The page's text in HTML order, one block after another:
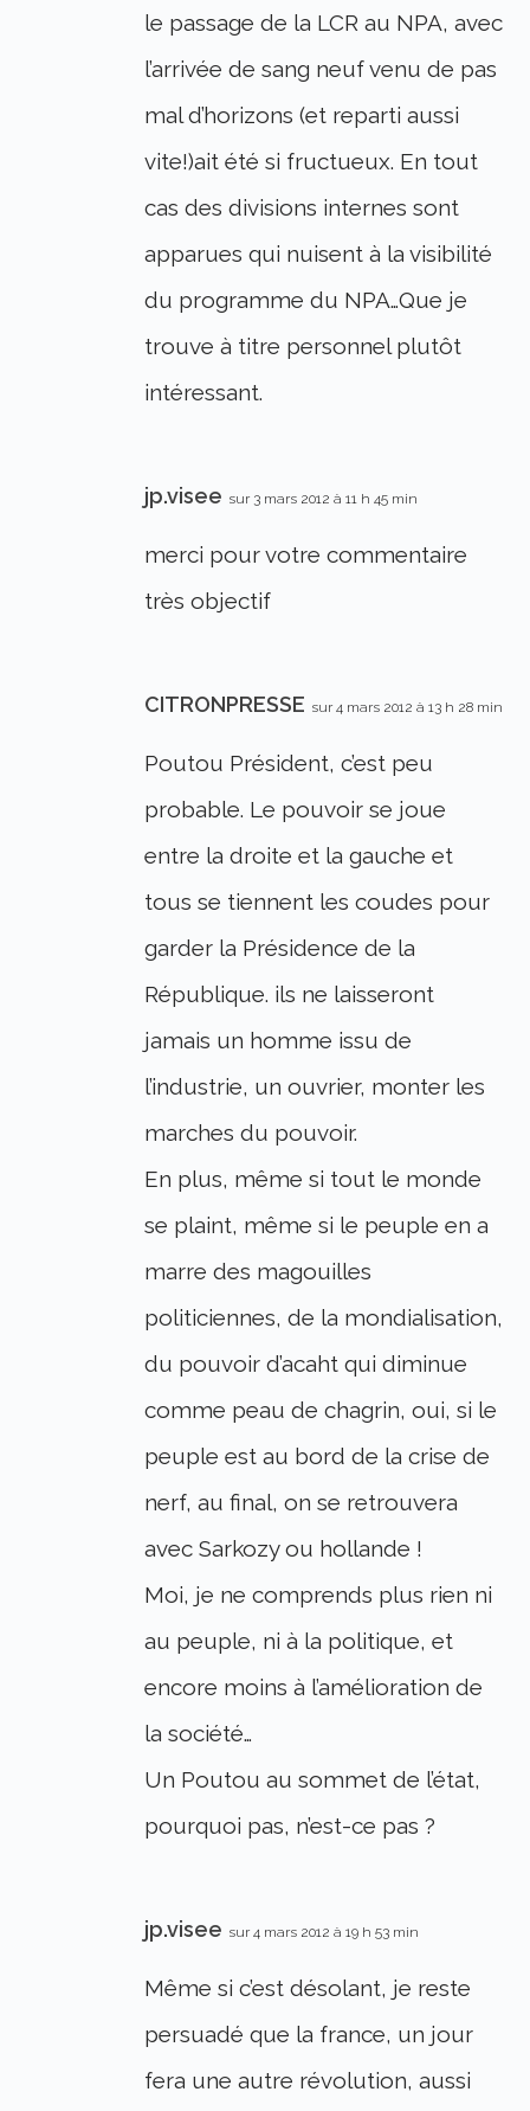
le passage de la LCR au NPA, avec
l’arrivée de sang neuf venu de pas
mal d’horizons (et reparti aussi
vite!)ait été si fructueux. En tout
cas des divisions internes sont
apparues qui nuisent à la visibilité
du programme du NPA…Que je
trouve à titre personnel plutôt
intéressant.
jp.visee sur 3 mars 2012 à 11 h 45 min
merci pour votre commentaire
très objectif
CITRONPRESSE sur 4 mars 2012 à 13 h 28 min
Poutou Président, c’est peu
probable. Le pouvoir se joue
entre la droite et la gauche et
tous se tiennent les coudes pour
garder la Présidence de la
République. ils ne laisseront
jamais un homme issu de
l’industrie, un ouvrier, monter les
marches du pouvoir.
En plus, même si tout le monde
se plaint, même si le peuple en a
marre des magouilles
politiciennes, de la mondialisation,
du pouvoir d’acaht qui diminue
comme peau de chagrin, oui, si le
peuple est au bord de la crise de
nerf, au final, on se retrouvera
avec Sarkozy ou hollande !
Moi, je ne comprends plus rien ni
au peuple, ni à la politique, et
encore moins à l’amélioration de
la société…
Un Poutou au sommet de l’état,
pourquoi pas, n’est-ce pas ?
jp.visee sur 4 mars 2012 à 19 h 53 min
Même si c’est désolant, je reste
persuadé que la france, un jour
fera une autre révolution, aussi